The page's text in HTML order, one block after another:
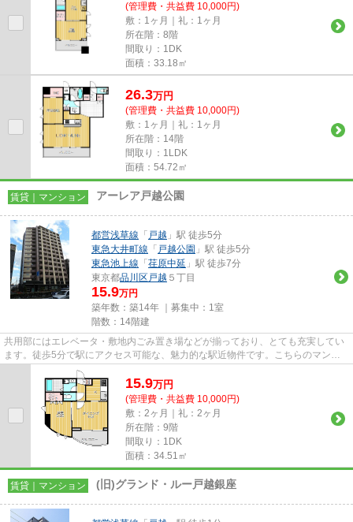
(管理費・共益費 10,000円)
敷：1ヶ月｜礼：1ヶ月
所在階：8階
間取り：1DK
面積：33.18㎡
26.3万円
(管理費・共益費 10,000円)
敷：1ヶ月｜礼：1ヶ月
所在階：14階
間取り：1LDK
面積：54.72㎡
賃貸｜マンション アーレア戸越公園
都営浅草線 「 戸越 」駅 徒歩5分
東急大井町線 「 戸越公園 」駅 徒歩5分
東急池上線 「 荏原中延 」駅 徒歩7分
東京都品川区 戸越 ５丁目
15.9万円
築年数：築14年 ｜募集中： 1室
階数：14階建
共用部にはエレベータ・敷地内ごみ置き場などが揃っており、とても充実してい
ます。徒歩5分で駅にアクセス可能な、魅力的な駅近物件です。こちらのマンシ
ョンからは2駅が近くにあり、...
15.9万円
(管理費・共益費 10,000円)
敷：2ヶ月｜礼：2ヶ月
所在階：9階
間取り：1DK
面積：34.51㎡
賃貸｜マンション (旧)グランド・ルー戸越銀座